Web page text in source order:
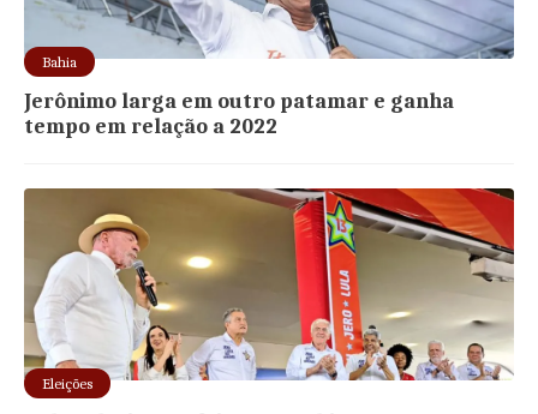
Bahia
Jerônimo larga em outro patamar e ganha
tempo em relação a 2022
Eleições